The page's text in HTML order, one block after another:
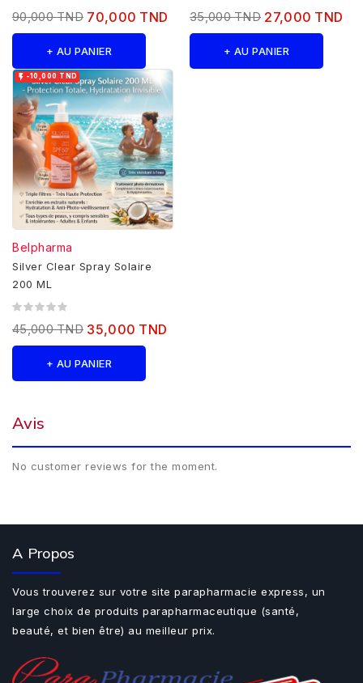
90,000 TND 70,000 TND
+ AU PANIER
35,000 TND 27,000 TND
+ AU PANIER
 -10,000 TND
Belpharma
Silver Clear Spray Solaire
200 ML
45,000 TND 35,000 TND
+ AU PANIER
Avis
No customer reviews for the moment.
A Propos
Vous trouverez sur votre site parapharmacie express, un
large choix de produits parapharmaceutique (santé,
beauté, et bien être) au meilleur prix.